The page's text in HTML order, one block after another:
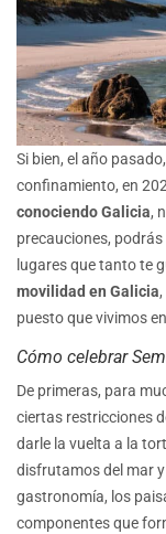
Si bien, el año
confinamiento, en
conociendo Galicia,
precauciones,
lugares que tanto te
movilidad en Galicia
puesto que vivimos
Cómo celebrar
De primeras, para
ciertas restricciones
darle la vuelta a la
disfrutamos del mar
gastronomía, los
componentes que